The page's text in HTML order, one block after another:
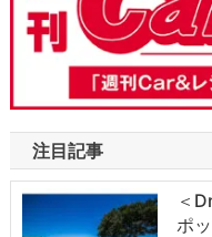
注目記事
＜
ポ